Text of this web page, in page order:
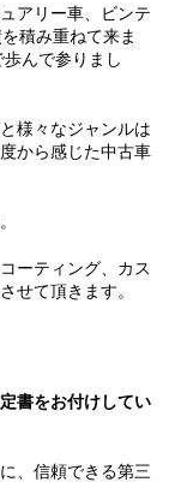
アリー車、ビンテ
積み重ねて来ま
んで参りまし
様々なジャンルは
から感じた中古車
ーティング、カス
せて頂きます。
書をお付けしてい
、信頼できる第三